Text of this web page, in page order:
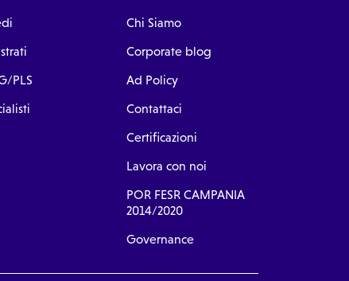
PLS
Chi Siamo
Corporate blog
Ad Policy
Contattaci
Certificazioni
Lavora con noi
POR FESR CAMPANIA
2014/2020
Governance